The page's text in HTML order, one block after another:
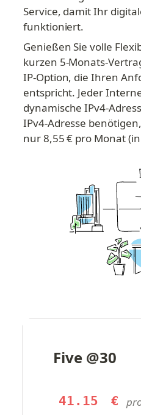
Service, damit Ihr
funktioniert.
Genießen Sie volle
kurzen 5-Monats-
IP-Option, die Ihren
entspricht. Jeder
dynamische IPv4-
IPv4-Adresse
nur 8,55 € pro Monat
Five @30
41.15 €